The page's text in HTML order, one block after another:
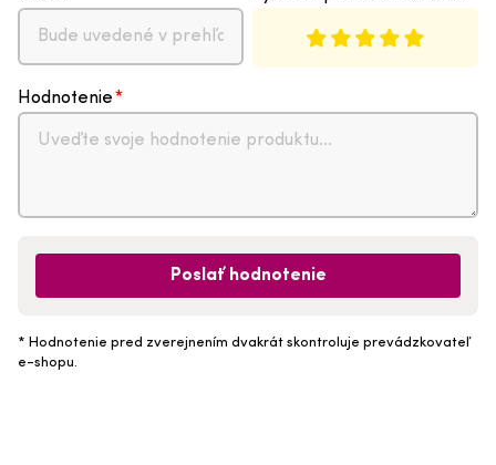
Hodnotenie
Poslať hodnotenie
* Hodnotenie pred zverejnením dvakrát skontroluje prevádzkovateľ
e-shopu.